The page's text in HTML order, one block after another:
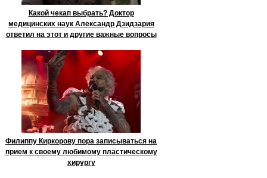
Какой чекап выбрать? Доктор
медицинских наук Александр Дзидзария
ответил на этот и другие важные вопросы
Филиппу Киркорову пора записываться на
прием к своему любимому пластическому
хирургу